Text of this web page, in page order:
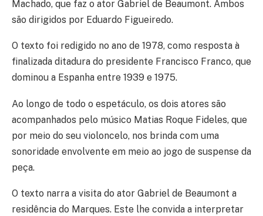
Machado, que faz o ator Gabriel de Beaumont. Ambos
são dirigidos por Eduardo Figueiredo.
O texto foi redigido no ano de 1978, como resposta à
finalizada ditadura do presidente Francisco Franco, que
dominou a Espanha entre 1939 e 1975.
Ao longo de todo o espetáculo, os dois atores são
acompanhados pelo músico Matias Roque Fideles, que
por meio do seu violoncelo, nos brinda com uma
sonoridade envolvente em meio ao jogo de suspense da
peça.
O texto narra a visita do ator Gabriel de Beaumont a
residência do Marques. Este lhe convida a interpretar